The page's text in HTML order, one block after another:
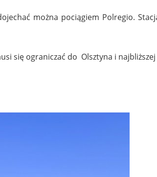
można pociągiem Polregio.
się ograniczać do Olsztyna i